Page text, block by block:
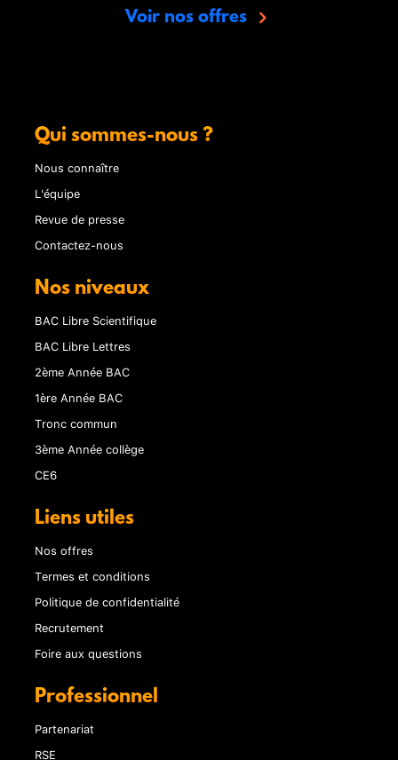
Voir nos offres
Qui sommes-nous ?
Nous connaître
L'équipe
Revue de presse
Contactez-nous
Nos niveaux
BAC Libre Scientifique
BAC Libre Lettres
2ème Année BAC
1ère Année BAC
Tronc commun
3ème Année collège
CE6
Liens utiles
Nos offres
Termes et conditions
Politique de confidentialité
Recrutement
Foire aux questions
Professionnel
Partenariat
RSE